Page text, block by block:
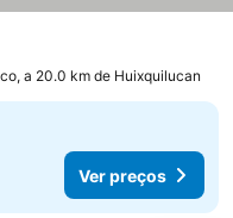
preços
a 20.0 km de Huixquilucan
Ver preços